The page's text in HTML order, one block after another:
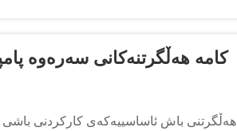
کامە هەڵگرتنەکانی سەرەوە
هەڵگرتنی باش ئاساسییەکەی کارکردنی باشی